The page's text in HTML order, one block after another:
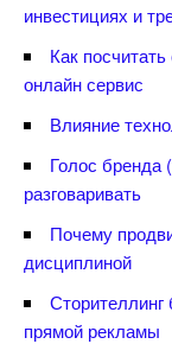
инвестициях и
Как
онлайн сервис
лияние
Голос бренда
разговаривать
Почему
дисциплиной
прямой рекламы